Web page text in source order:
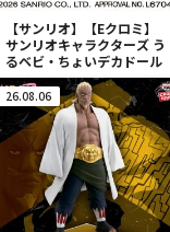
【サンリオ】【Eクロミ】
サンリオキャラクターズ う
るベビ・ちょいデカドール
26.08.06